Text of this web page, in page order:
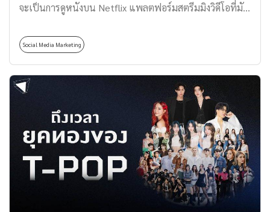
จะเป็นการดูหนังบน Netflix แพลตฟอร์มสตรีมมิงวิดีโอที่มัก
เป็น Spotify บริการสตรีมมิงเพลง ที่แนะนำเพลย์ลิสต์
เฉพาะเรา เช่น Daily Mix โดยมีแต่แนวเพลงที่เราชอบแถม
ยังแนะนำเพลงใหม่ในแนวที่เราอาจจะกำลังตามหาอยู่ได้
อย่างตรงใจอีกด้วย สิ่งเหล่านี้ไม่ใช่เรื่องบังเอิญ แต่เป็น
‘Personalized Marketing’ นั่นเอง ว่าแต่ Personalized
Marketing คืออะไร วันนี้ Thomas Thailand พาไปทำความ
รู้จักกัน Personalized Marketing คืออะไร? Personalized
Marketing คือ การตลาดเฉพาะบุคคลที่เป็นหนึ่งในกลยุทธ์
ทางการตลาดที่มีการนำข้อมูลของลูกค้าที่เป็นกลุ่มเป้าหมาย
เช่น เพศ อายุ พฤติกรรม ความชอบ/สนใจ มาวิเคราะห์เพื่อ
เสิร์ฟสินค้าหรือบริการให้สอดคล้องกับความต้องการและ
Social Media Marketing